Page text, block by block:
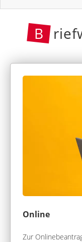
B
Online
Zur